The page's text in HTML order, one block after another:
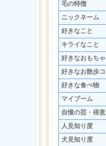
毛の特徴
ニックネーム
好きなこと
キライなこと
好きなおもちゃ
好きなお散歩
好きな食べ物
マイブーム
自慢の芸・得
人見知り度
犬見知り度